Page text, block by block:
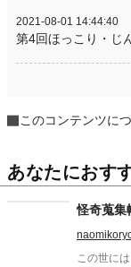
2021-08-01 14:44:40
第4回ほっこり・じ
このコンテンツに
あなたにおす
怪奇蒐集
この世に